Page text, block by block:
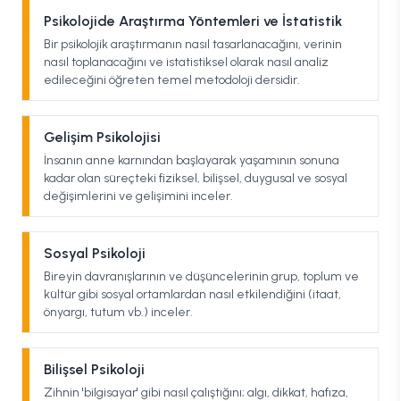
Psikolojide Araştırma Yöntemleri ve İstatistik
Bir psikolojik araştırmanın nasıl tasarlanacağını, verinin
nasıl toplanacağını ve istatistiksel olarak nasıl analiz
edileceğini öğreten temel metodoloji dersidir.
Gelişim Psikolojisi
İnsanın anne karnından başlayarak yaşamının sonuna
kadar olan süreçteki fiziksel, bilişsel, duygusal ve sosyal
değişimlerini ve gelişimini inceler.
Sosyal Psikoloji
Bireyin davranışlarının ve düşüncelerinin grup, toplum ve
kültür gibi sosyal ortamlardan nasıl etkilendiğini (itaat,
önyargı, tutum vb.) inceler.
Bilişsel Psikoloji
Zihnin 'bilgisayar' gibi nasıl çalıştığını; algı, dikkat, hafıza,